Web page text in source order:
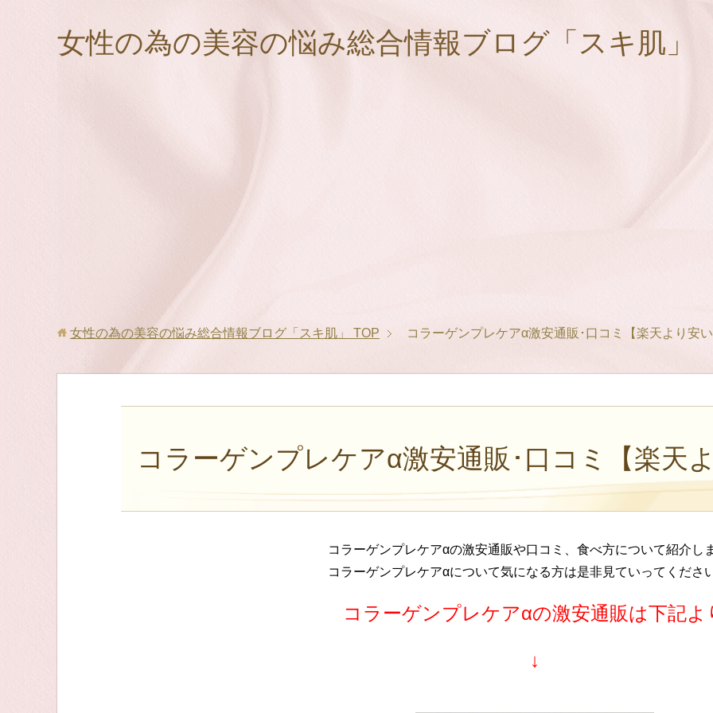
女性の為の美容の悩み総合情報ブログ「スキ肌」
女性の為の美容の悩み総合情報ブログ「スキ肌」 TOP コラーゲンプレケアα激安通販･口コミ【楽天より安
コラーゲンプレケアα激安通販･口コミ【楽天
コラーゲンプレケアαの激安通販や口コミ、食べ方について紹介し
コラーゲンプレケアαについて気になる方は是非見ていってくださ
コラーゲンプレケアαの激安通販は下記よ
↓